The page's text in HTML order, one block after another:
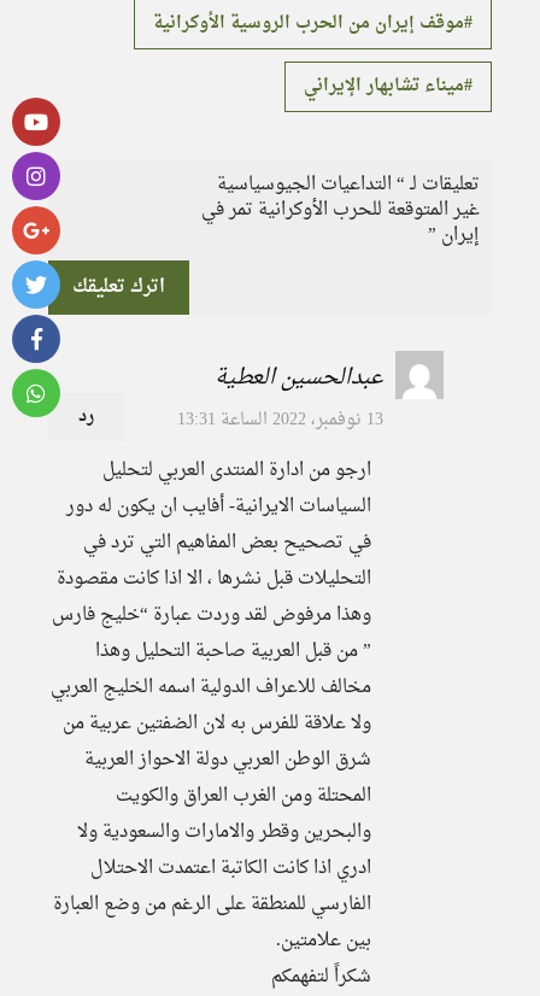
موقف إيران من الحرب الروسية الأوكرانية
ميناء تشابهار الإيراني
تعليقات لـ “ التداعيات الجيوسياسية
غير المتوقعة للحرب الأوكرانية تمر في
إيران ”
اترك تعليقك
عبدالحسين العطية
13 نوفمبر، 2022 الساعة 13:31 رد
ارجو من ادارة المنتدى العربي لتحليل
السياسات الايرانية- أفايب ان يكون له دور
في تصحيح بعض المفاهيم التي ترد في
التحليلات قبل نشرها ، الا اذا كانت مقصودة
وهذا مرفوض لقد وردت عبارة “خليج فارس
” من قبل العربية صاحبة التحليل وهذا
مخالف للاعراف الدولية اسمه الخليج العربي
ولا علاقة للفرس به لان الضفتين عربية من
شرق الوطن العربي دولة الاحواز العربية
المحتلة ومن الغرب العراق والكويت
والبحرين وقطر والامارات والسعودية ولا
ادري اذا كانت الكاتبة اعتمدت الاحتلال
الفارسي للمنطقة على الرغم من وضع العبارة
بين علامتين.
شكراً لتفهمكم